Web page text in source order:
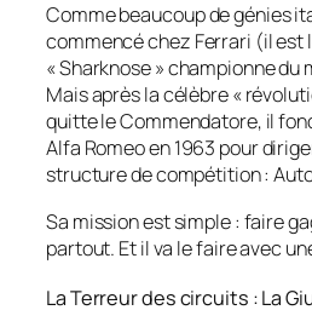
Comme beaucoup de génies
commencé chez Ferrari (il est
« Sharknose » championne du
Mais après la célèbre «
quitte le Commendatore, il
Alfa Romeo en 1963 pour
structure de compétition :
Sa mission est simple : faire
partout. Et il va le faire avec
La Terreur des circuits : La